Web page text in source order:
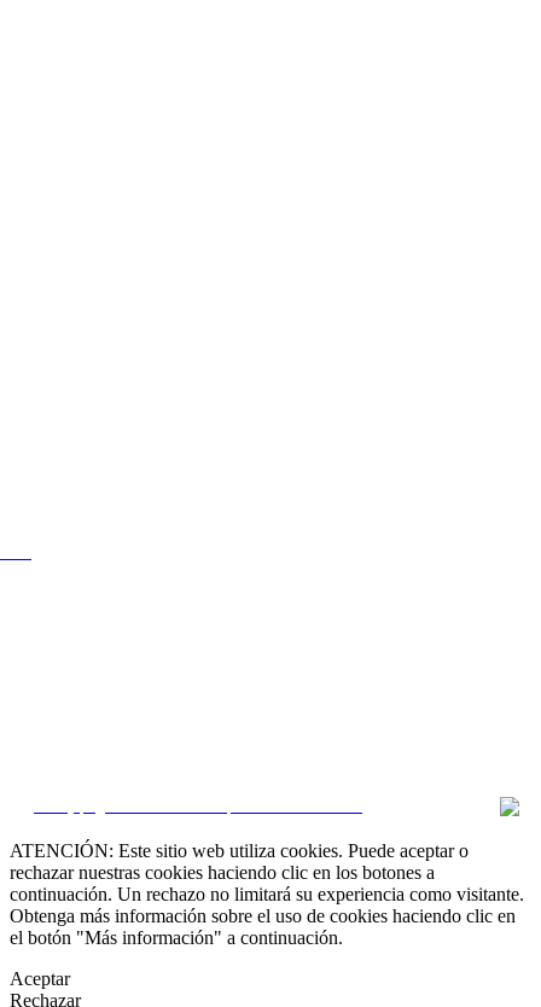
ATENCIÓN: Este sitio web utiliza cookies. Puede aceptar o
rechazar nuestras cookies haciendo clic en los botones a
continuación. Un rechazo no limitará su experiencia como visitante.
Obtenga más información sobre el uso de cookies haciendo clic en
el botón "Más información" a continuación.
Aceptar
Rechazar